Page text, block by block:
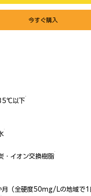
今すぐ購入
以下
・イオン交換樹脂
月（全硬度50mg/Lの地域で1